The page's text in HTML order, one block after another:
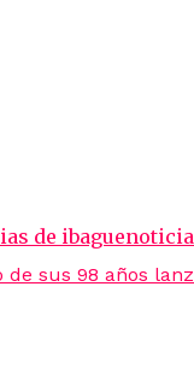
de ibague
sus 98 años